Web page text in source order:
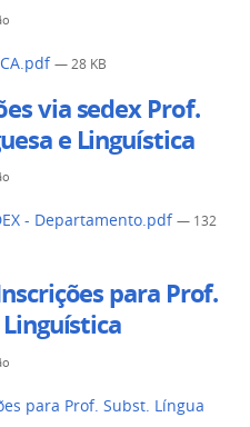
— 28 KB
via sedex Prof.
e Linguística
- Departamento.pdf — 132
para Prof.
para Prof. Subst. Língua